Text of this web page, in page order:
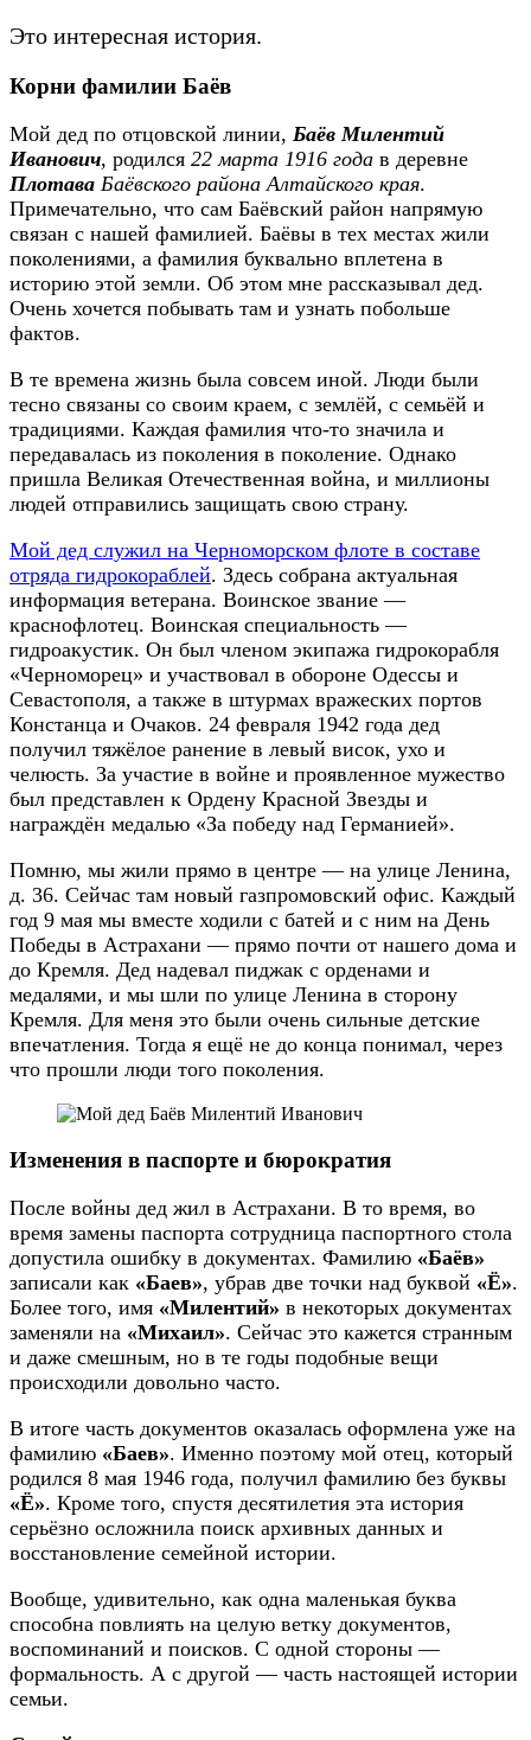
Это интересная история.
Корни фамилии Баёв
Мой дед по отцовской линии, Баёв Милентий
Иванович, родился 22 марта 1916 года в деревне
Плотава Баёвского района Алтайского края.
Примечательно, что сам Баёвский район напрямую
связан с нашей фамилией. Баёвы в тех местах жили
поколениями, а фамилия буквально вплетена в
историю этой земли. Об этом мне рассказывал дед.
Очень хочется побывать там и узнать побольше
фактов.
В те времена жизнь была совсем иной. Люди были
тесно связаны со своим краем, с землёй, с семьёй и
традициями. Каждая фамилия что-то значила и
передавалась из поколения в поколение. Однако
пришла Великая Отечественная война, и миллионы
людей отправились защищать свою страну.
Мой дед служил на Черноморском флоте в составе
отряда гидрокораблей. Здесь собрана актуальная
информация ветерана. Воинское звание —
краснофлотец. Воинская специальность —
гидроакустик. Он был членом экипажа гидрокорабля
«Черноморец» и участвовал в обороне Одессы и
Севастополя, а также в штурмах вражеских портов
Констанца и Очаков. 24 февраля 1942 года дед
получил тяжёлое ранение в левый висок, ухо и
челюсть. За участие в войне и проявленное мужество
был представлен к Ордену Красной Звезды и
награждён медалью «За победу над Германией».
Помню, мы жили прямо в центре — на улице Ленина,
д. 36. Сейчас там новый газпромовский офис. Каждый
год 9 мая мы вместе ходили с батей и с ним на День
Победы в Астрахани — прямо почти от нашего дома и
до Кремля. Дед надевал пиджак с орденами и
медалями, и мы шли по улице Ленина в сторону
Кремля. Для меня это были очень сильные детские
впечатления. Тогда я ещё не до конца понимал, через
что прошли люди того поколения.
Изменения в паспорте и бюрократия
После войны дед жил в Астрахани. В то время, во
время замены паспорта сотрудница паспортного стола
допустила ошибку в документах. Фамилию «Баёв»
записали как «Баев», убрав две точки над буквой «Ё».
Более того, имя «Милентий» в некоторых документах
заменяли на «Михаил». Сейчас это кажется странным
и даже смешным, но в те годы подобные вещи
происходили довольно часто.
В итоге часть документов оказалась оформлена уже на
фамилию «Баев». Именно поэтому мой отец, который
родился 8 мая 1946 года, получил фамилию без буквы
«Ё». Кроме того, спустя десятилетия эта история
серьёзно осложнила поиск архивных данных и
восстановление семейной истории.
Вообще, удивительно, как одна маленькая буква
способна повлиять на целую ветку документов,
воспоминаний и поисков. С одной стороны —
формальность. А с другой — часть настоящей истории
семьи.